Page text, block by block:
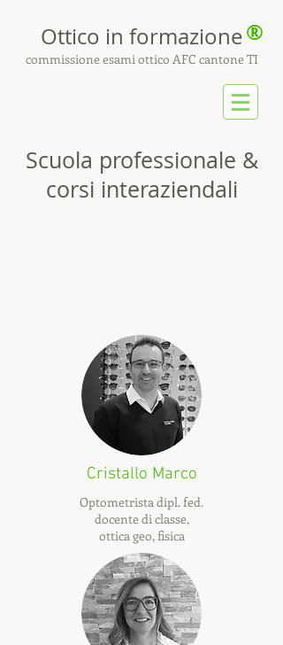
Ottico in formazione
commissione esami ottico AFC cantone TI
®
Scuola professionale &
corsi interaziendali
Cristallo Marco
Optometrista dipl. fed.
docente di classe,
ottica geo, fisica